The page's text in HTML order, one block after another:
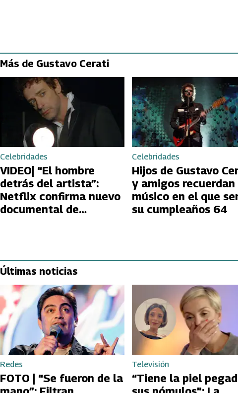
Más de Gustavo Cerati
Celebridades
VIDEO| “El hombre
detrás del artista”:
Netflix confirma nuevo
documental de
Celebridades
Hijos de Gustavo
y amigos recuerdan
músico en el que
su cumpleaños 64
Últimas noticias
Redes
FOTO | “Se fueron de la
Televisión
“Tiene la piel